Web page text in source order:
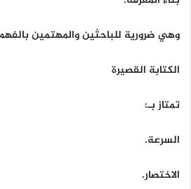
وهي ضرورية للباحثين والمهتمين
الكتابة القصيرة
تمتاز بـ:
السرعة.
الاختصار.